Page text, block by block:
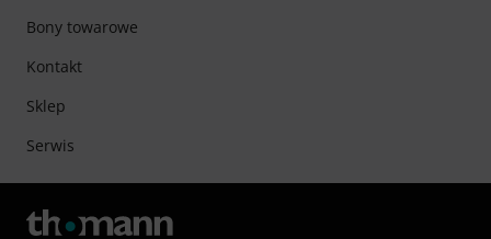
Bony towarowe
Kontakt
Sklep
Serwis